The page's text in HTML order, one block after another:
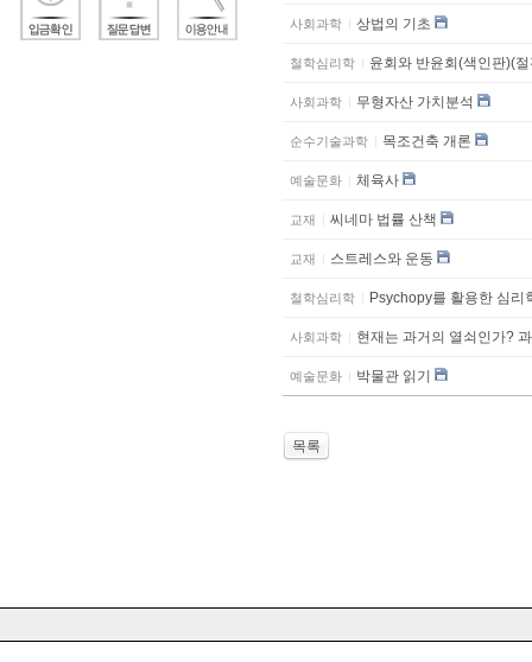
사회과학 상법의 기초
철학심리학 윤회와 반윤회(색인판)(
사회과학 무형자산 가치분석
순수기술과학 목조건축 개론
예술문화 체육사
교재 씨네마 법률 산책
교재 스트레스와 운동
철학심리학 Psychopy를 활용한 심리
사회과학 현재는 과거의 열쇠인가?
예술문화 박물관 읽기
목록